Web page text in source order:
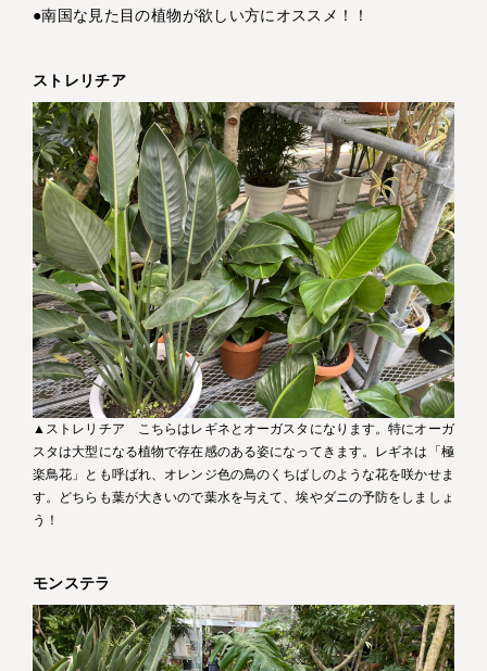
●南国な見た目の植物が欲しい方にオススメ！！
ストレリチア
▲ストレリチア こちらはレギネとオーガスタになります。特にオーガ
スタは大型になる植物で存在感のある姿になってきます。レギネは「極
楽鳥花」とも呼ばれ、オレンジ色の鳥のくちばしのような花を咲かせま
す。どちらも葉が大きいので葉水を与えて、埃やダニの予防をしましょ
う！
モンステラ